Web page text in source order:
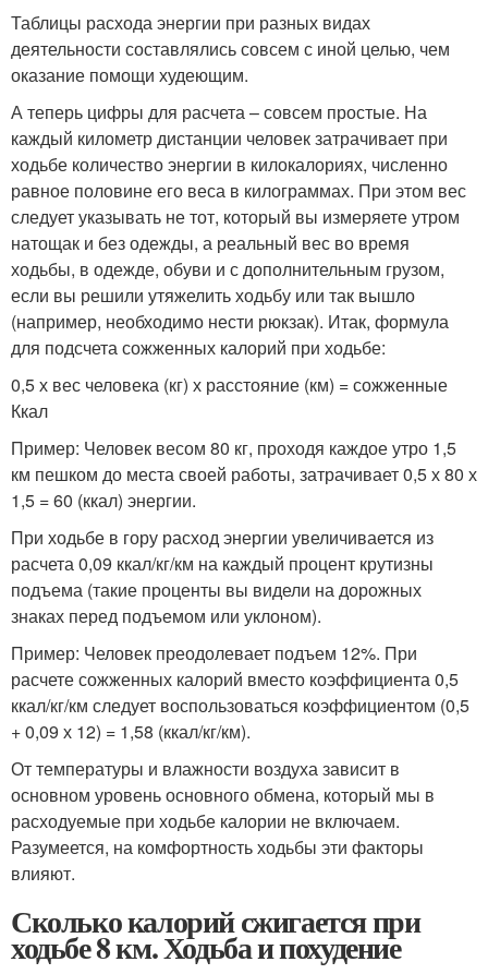
Таблицы расхода энергии при разных видах
деятельности составлялись совсем с иной целью, чем
оказание помощи худеющим.
А теперь цифры для расчета – совсем простые. На
каждый километр дистанции человек затрачивает при
ходьбе количество энергии в килокалориях, численно
равное половине его веса в килограммах. При этом вес
следует указывать не тот, который вы измеряете утром
натощак и без одежды, а реальный вес во время
ходьбы, в одежде, обуви и с дополнительным грузом,
если вы решили утяжелить ходьбу или так вышло
(например, необходимо нести рюкзак). Итак, формула
для подсчета сожженных калорий при ходьбе:
0,5 х вес человека (кг) х расстояние (км) = сожженные
Ккал
Пример: Человек весом 80 кг, проходя каждое утро 1,5
км пешком до места своей работы, затрачивает 0,5 х 80 х
1,5 = 60 (ккал) энергии.
При ходьбе в гору расход энергии увеличивается из
расчета 0,09 ккал/кг/км на каждый процент крутизны
подъема (такие проценты вы видели на дорожных
знаках перед подъемом или уклоном).
Пример: Человек преодолевает подъем 12%. При
расчете сожженных калорий вместо коэффициента 0,5
ккал/кг/км следует воспользоваться коэффициентом (0,5
+ 0,09 х 12) = 1,58 (ккал/кг/км).
От температуры и влажности воздуха зависит в
основном уровень основного обмена, который мы в
расходуемые при ходьбе калории не включаем.
Разумеется, на комфортность ходьбы эти факторы
влияют.
Сколько калорий сжигается при
ходьбе 8 км. Ходьба и похудение